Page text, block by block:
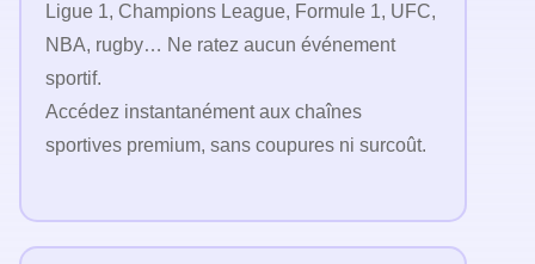
Ligue 1, Champions League, Formule 1, UFC,
NBA, rugby… Ne ratez aucun événement
sportif.
Accédez instantanément aux chaînes
sportives premium, sans coupures ni surcoût.